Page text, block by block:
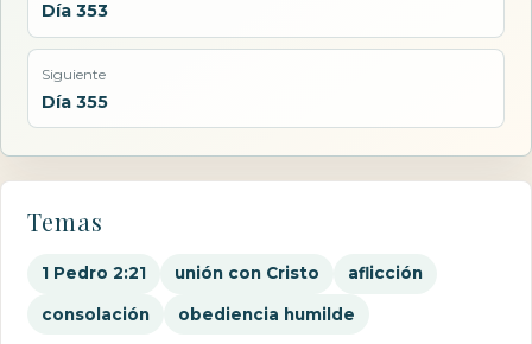
Día 353
Siguiente
Día 355
Temas
1 Pedro 2:21 unión con Cristo aflicción
consolación obediencia humilde